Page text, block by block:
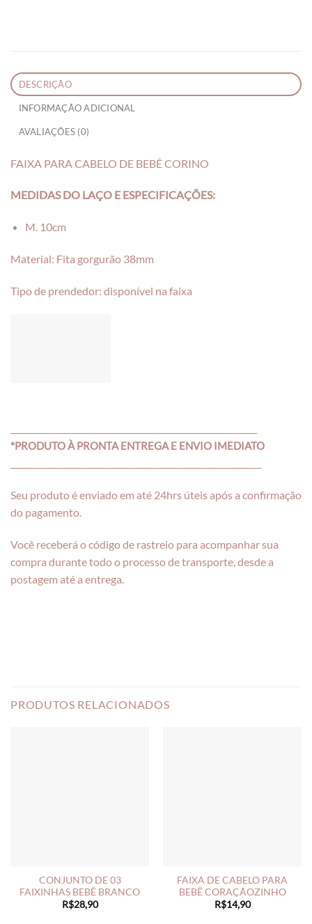
DESCRIÇÃO
INFORMAÇÃO ADICIONAL
AVALIAÇÕES (0)
FAIXA PARA CABELO DE BEBÊ CORINO
MEDIDAS DO LAÇO E ESPECIFICAÇÕES:
M. 10cm
Material: Fita gorgurão 38mm
Tipo de prendedor: disponível na faixa
*PRODUTO À PRONTA ENTREGA E ENVIO IMEDIATO
Seu produto é enviado em até 24hrs úteis após a confirmação
do pagamento.
Você receberá o código de rastreio para acompanhar sua
compra durante todo o processo de transporte, desde a
postagem até a entrega.
PRODUTOS RELACIONADOS
CONJUNTO DE 03
FAIXINHAS BEBÊ BRANCO
R$28,90
FAIXA DE CABELO PARA
BEBÊ CORAÇÃOZINHO
R$14,90